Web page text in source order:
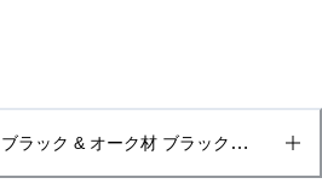
ラック & オーク材 ブラックラ